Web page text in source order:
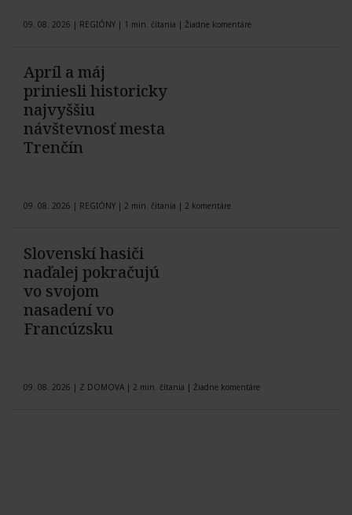
09. 08. 2026 | REGIÓNY | 1 min. čítania | Žiadne komentáre
Apríl a máj
priniesli historicky
najvyššiu
návštevnosť mesta
Trenčín
09. 08. 2026 | REGIÓNY | 2 min. čítania | 2 komentáre
Slovenskí hasiči
naďalej pokračujú
vo svojom
nasadení vo
Francúzsku
09. 08. 2026 | Z DOMOVA | 2 min. čítania | Žiadne komentáre